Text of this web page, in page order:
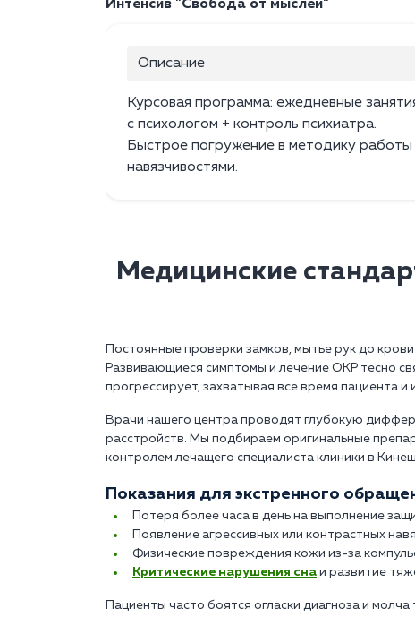
Интенсив "Свобода от мыслей"
Описание
Курсовая программа: ежедневные
с психологом + контроль психиатра.
Быстрое погружение в методику работы
навязчивостями.
Медицинские
Постоянные проверки замков, мытье рук до
Развивающиеся симптомы и лечение ОКР тесно
прогрессирует, захватывая все время пациента и
Врачи нашего центра проводят глубокую
расстройств. Мы подбираем оригинальные
контролем лечащего специалиста клиники в
Показания для экстренного
Потеря более часа в день на выполнение
Появление агрессивных или контрастных
Физические повреждения кожи из-за
Критические нарушения сна и развитие
Пациенты часто боятся огласки диагноза и